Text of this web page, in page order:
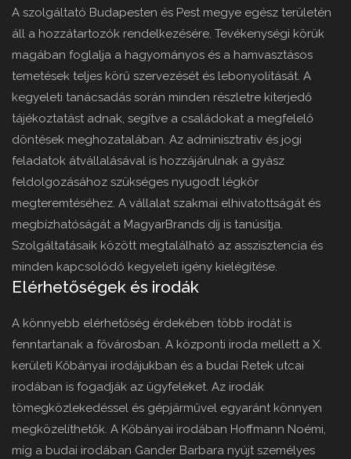
A szolgáltató Budapesten és Pest megye egész területén
áll a hozzátartozók rendelkezésére. Tevékenységi körük
magában foglalja a hagyományos és a hamvasztásos
temetések teljes körű szervezését és lebonyolítását. A
kegyeleti tanácsadás során minden részletre kiterjedő
tájékoztatást adnak, segítve a családokat a megfelelő
döntések meghozatalában. Az adminisztratív és jogi
feladatok átvállalásával is hozzájárulnak a gyász
feldolgozásához szükséges nyugodt légkör
megteremtéséhez. A vállalat szakmai elhivatottságát és
megbízhatóságát a MagyarBrands díj is tanúsítja.
Szolgáltatásaik között megtalálható az asszisztencia és
minden kapcsolódó kegyeleti igény kielégítése.
Elérhetőségek és irodák
A könnyebb elérhetőség érdekében több irodát is
fenntartanak a fővárosban. A központi iroda mellett a X.
kerületi Kőbányai irodájukban és a budai Retek utcai
irodában is fogadják az ügyfeleket. Az irodák
tömegközlekedéssel és gépjárművel egyaránt könnyen
megközelíthetők. A Kőbányai irodában Hoffmann Noémi,
míg a budai irodában Gander Barbara nyújt személyes